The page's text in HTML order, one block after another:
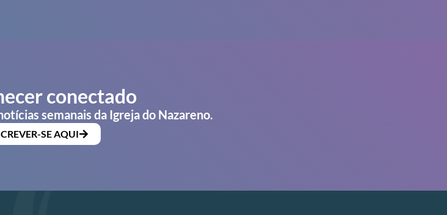
conectado
semanais da Igreja do Nazareno.
SE AQUI